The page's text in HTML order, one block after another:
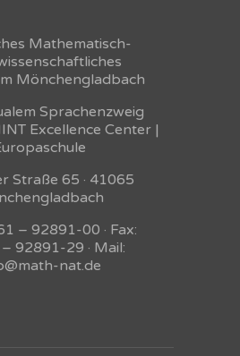
Mathematisch-
Mönchengladbach
Sprachenzweig
Excellence Center |
Straße 65 · 41065
– 92891-00 · Fax:
92891-29 · Mail:
nat.de